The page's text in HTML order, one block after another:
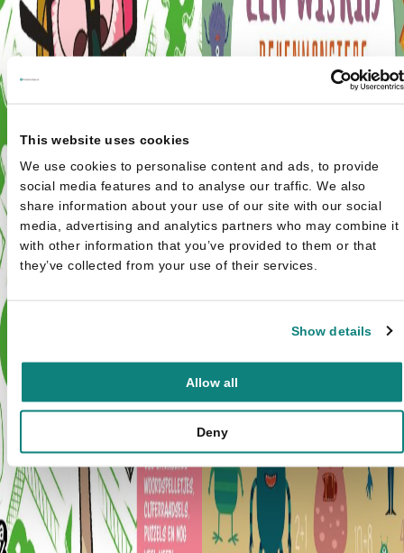
This website uses cookies
We use cookies to personalise content and ads, to provide
social media features and to analyse our traffic. We also
share information about your use of our site with our social
media, advertising and analytics partners who may combine it
with other information that you’ve provided to them or that
they’ve collected from your use of their services.
Show details
Allow all
Deny